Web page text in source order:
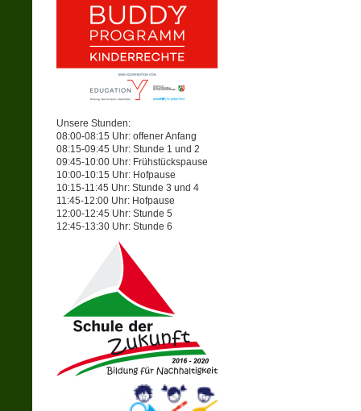
Unsere Stunden:
08:00-08:15 Uhr: offener Anfang
08:15-09:45 Uhr: Stunde 1 und 2
09:45-10:00 Uhr: Frühstückspause
10:00-10:15 Uhr: Hofpause
10:15-11:45 Uhr: Stunde 3 und 4
11:45-12:00 Uhr: Hofpause
12:00-12:45 Uhr: Stunde 5
12:45-13:30 Uhr: Stunde 6